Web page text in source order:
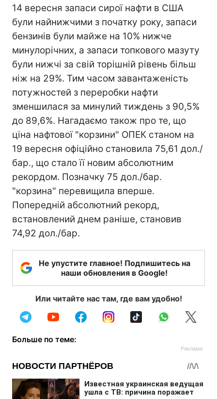
14 вересня запаси сирої нафти в США
були найнижчими з початку року, запаси
бензинів були майже на 10% нижче
минулорічних, а запаси топкового мазуту
були нижчі за свій торішній рівень більш
ніж на 29%. Тим часом завантаженість
потужностей з переробки нафти
зменшилася за минулий тиждень з 90,5%
до 89,6%. Нагадаємо також про те, що
ціна нафтової "корзини" ОПЕК станом на
19 вересня офіційно становила 75,61 дол./
бар., що стало її новим абсолютним
рекордом. Позначку 75 дол./бар.
"корзина" перевищила вперше.
Попередній абсолютний рекорд,
встановлений днем раніше, становив
74,92 дол./бар.
Не упустите главное! Подпишитесь на
наши обновления в Google!
Или читайте нас там, где вам удобно!
Больше по теме: